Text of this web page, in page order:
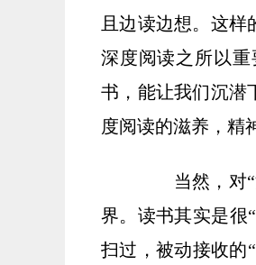
且边读边想。这样
深度阅读之所以
书，能让我们沉潜
度阅读的滋养，精
当然，对“
界。读书其实是很
扫过，被动接收的